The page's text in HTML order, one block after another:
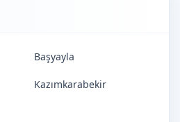
Başyayla
Kazımkarabekir